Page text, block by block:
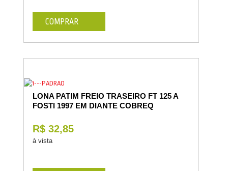
COMPRAR
LONA PATIM FREIO TRASEIRO FT 125 A
FOSTI 1997 EM DIANTE COBREQ
R$ 32,85
à vista